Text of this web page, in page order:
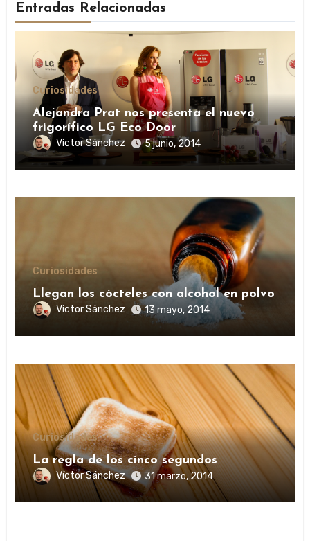
Entradas Relacionadas
Curiosidades
Alejandra Prat nos presenta el nuevo
frigorífico LG Eco Door
Víctor Sánchez 5 junio, 2014
Curiosidades
Llegan los cócteles con alcohol en polvo
Víctor Sánchez 13 mayo, 2014
Curiosidades
La regla de los cinco segundos
Víctor Sánchez 31 marzo, 2014